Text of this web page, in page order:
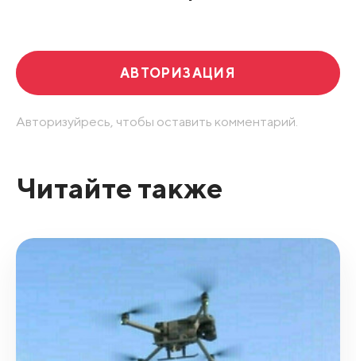
АВТОРИЗАЦИЯ
Авторизуйресь, чтобы оставить комментарий.
Читайте также